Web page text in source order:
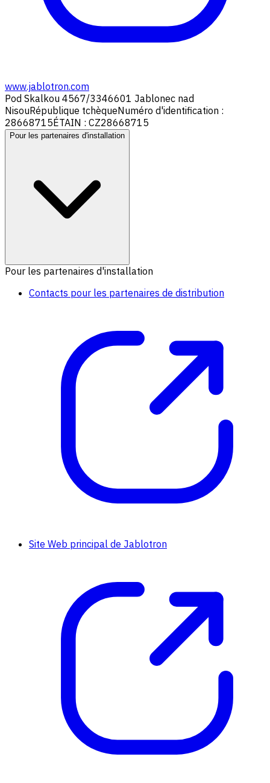
www.jablotron.com
Pod Skalkou 4567/3346601 Jablonec nad
NisouRépublique tchèqueNuméro d'identification :
28668715ÉTAIN : CZ28668715
Pour les partenaires d'installation
Pour les partenaires d'installation
Contacts pour les partenaires de distribution
Site Web principal de Jablotron